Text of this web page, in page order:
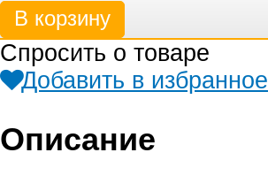
Спросить о товаре
Добавить в избранное
Описание